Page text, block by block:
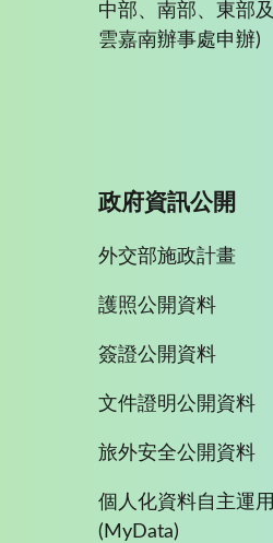
中部、南部、東部及
雲嘉南辦事處申辦)
政府資訊公開
外交部施政計畫
護照公開資料
簽證公開資料
文件證明公開資料
旅外安全公開資料
個人化資料自主運用
(MyData)